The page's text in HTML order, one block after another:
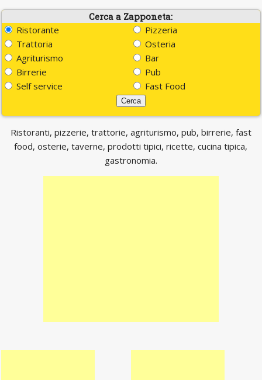
Cerca a Zapponeta:
Ristorante
Pizzeria
Trattoria
Osteria
Agriturismo
Bar
Birrerie
Pub
Self service
Fast Food
Ristoranti, pizzerie, trattorie, agriturismo, pub, birrerie, fast
food, osterie, taverne, prodotti tipici, ricette, cucina tipica,
gastronomia.